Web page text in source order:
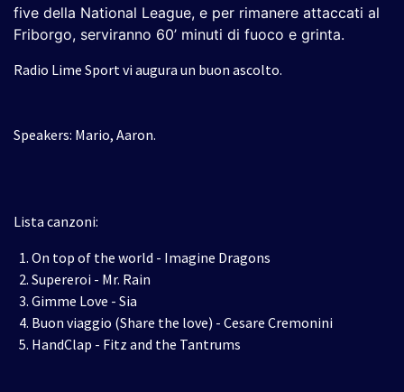
five della National League, e per rimanere attaccati al
Friborgo, serviranno 60’ minuti di fuoco e grinta.
Radio Lime Sport vi augura un buon ascolto.
Speakers: Mario, Aaron.
Lista canzoni:
On top of the world - Imagine Dragons
Supereroi - Mr. Rain
Gimme Love - Sia
Buon viaggio (Share the love) - Cesare Cremonini
HandClap - Fitz and the Tantrums